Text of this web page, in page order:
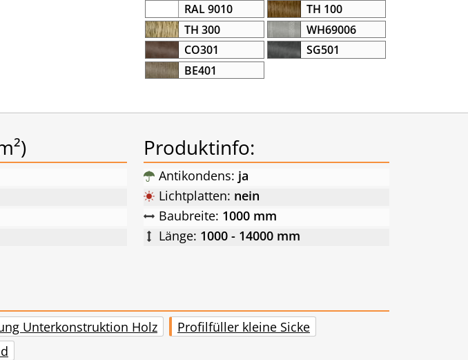
RAL 9010
TH 100
TH 300
WH69006
CO301
SG501
BE401
Produktinfo:
Antikondens: ja
Lichtplatten: nein
Baubreite: 1000 mm
Länge: 1000 - 14000 mm
Unterkonstruktion Holz
Profilfüller kleine Sicke